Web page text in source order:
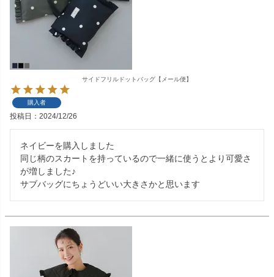
サイドフリルドットバッグ【メール便】
購入者
投稿日 2024/12/26
ネイビーを購入しました
同じ柄のスカートを持っているので一緒に使うとより可愛さ
が増しました♪
サブバッグにちょうどいい大きさかと思います